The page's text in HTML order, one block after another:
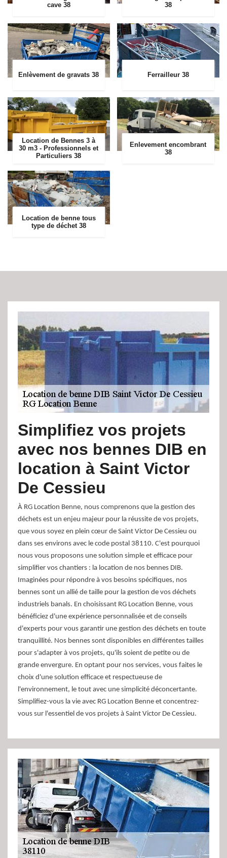
cave 38
38
Enlèvement de gravats 38 Ferrailleur 38
Location de Bennes 3 à
30 m3 - Professionnels et
Particuliers 38
Enlevement encombrant
38
Location de benne tous
type de déchet 38
Simplifiez vos projets
avec nos bennes DIB en
location à Saint Victor
De Cessieu
À RG Location Benne, nous comprenons que la gestion des
déchets est un enjeu majeur pour la réussite de vos projets,
que vous soyez en plein cœur de Saint Victor De Cessieu ou
dans ses environs avec le code postal 38110. C'est pourquoi
nous vous proposons une solution simple et efficace pour
simplifier vos chantiers : la location de nos bennes DIB.
Imaginées pour répondre à vos besoins spécifiques, nos
bennes sont un allié de taille pour la gestion de vos déchets
industriels banals. En choisissant RG Location Benne, vous
bénéficiez d'une expérience personnalisée et de conseils
d'experts pour vous garantir une gestion des déchets en toute
tranquillité. Nos bennes sont disponibles en différentes tailles
pour s'adapter à vos projets, qu'ils soient de petite ou de
grande envergure. En optant pour nos services, vous faites le
choix d'une solution efficace et respectueuse de
l'environnement, le tout avec une simplicité déconcertante.
Simplifiez-vous la vie avec RG Location Benne et concentrez-
vous sur l'essentiel de vos projets à Saint Victor De Cessieu.